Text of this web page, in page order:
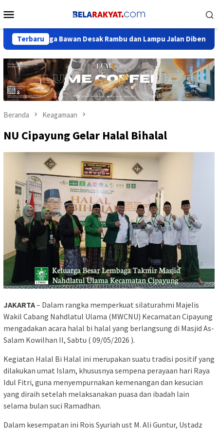
ke
Mobile
Terbaru
Bawan Desak Rambu dan Lampu Jalan Dibenahi:
Beranda Keagamaan
NU Cipayung Gelar Halal Bihalal
JAKARTA– Dalam rangka memperkuat silaturahmi Majelis
Wakil Cabang Nahdlatul Ulama (MWCNU) Kecamatan Cipayung
mengadakan acara halal bi halal yang berlangsung di Masjid As-
Salam Kowilhan II, Sabtu ( 09/05/2026 ).
Kegiatan Halal Bi Halal ini merupakan suatu tradisi positif yang
dilakukan umat Islam, khususnya sempena perayaan hari Raya
Idul Fitri, guna menyempurnakan kemenangan dan kesucian
yang diraih setelah melaksanakan puasa dan ibadah lain
selama bulan suci Ramadhan.
Dalam kesempatan ini Rois Syuriah ust M. Ali Guntur, Ustadz